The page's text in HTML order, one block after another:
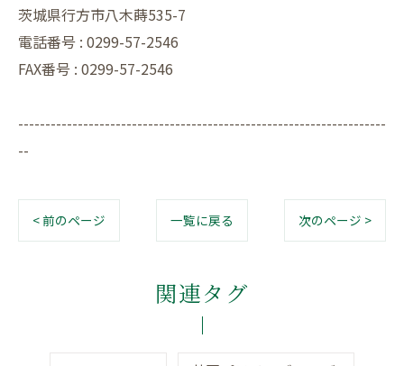
茨城県行方市八木蒔535-7
電話番号 : 0299-57-2546
FAX番号 : 0299-57-2546
--------------------------------------------------------------------
--
< 前のページ 一覧に戻る 次のページ >
関連タグ